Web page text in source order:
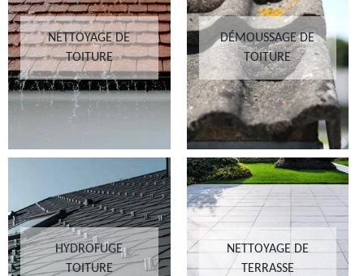
NETTOYAGE DE
TOITURE
DÉMOUSSAGE DE
TOITURE
HYDROFUGE
TOITURE
NETTOYAGE DE
TERRASSE